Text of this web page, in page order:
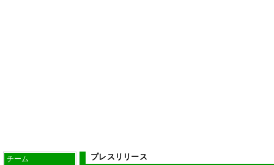
チーム プレスリリース